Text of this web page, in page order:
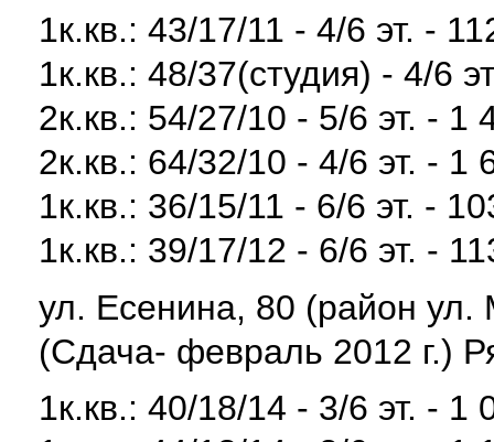
1к.кв.: 43/17/11 - 4/6 эт. -
1к.кв.: 48/37(студия) - 4/6
2к.кв.: 54/27/10 - 5/6 эт. - 1
2к.кв.: 64/32/10 - 4/6 эт. - 1
1к.кв.: 36/15/11 - 6/6 эт. -
1к.кв.: 39/17/12 - 6/6 эт. -
ул. Есенина, 80 (район ул.
(Сдача- февраль 2012 г.)
1к.кв.: 40/18/14 - 3/6 эт. - 1